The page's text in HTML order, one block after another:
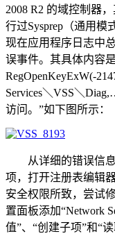
2008 R2 的域控制器
行过Sysprep（通用模
现在应用程序日志中
误事件。其具体内容
RegOpenKeyExW(-
Services＼VSS＼
访问。”如下图所示：
从详细的错误信息
项，打开注册表编辑
安全权限所致，尝试
置面板添加“Network
值”、“创建子项”和“